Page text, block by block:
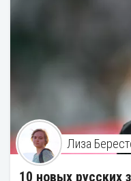
Лиза
10 новых русских